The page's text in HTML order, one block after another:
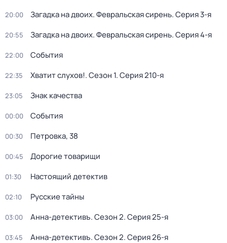
20:00 Загадка на двоих. Февральская сирень. Серия 3-я
20:55 Загадка на двоих. Февральская сирень. Серия 4-я
22:00 События
22:35 Хватит слухов!. Сезон 1. Серия 210-я
23:05 Знак качества
00:00 События
00:30 Петровка, 38
00:45 Дорогие товарищи
01:30 Настоящий детектив
02:10 Русские тайны
03:00 Анна-детективъ. Сезон 2. Серия 25-я
03:45 Анна-детективъ. Сезон 2. Серия 26-я